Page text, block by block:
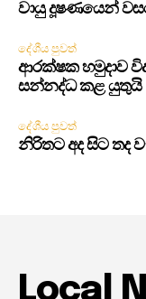
වායු දූෂණයෙන්
දේශීය පුවත්
ආරක්ෂක හමුදාව
සන්නද්ධ කළ යුතුයි
දේශීය පුවත්
නිරිතට අද සිට තද
Local